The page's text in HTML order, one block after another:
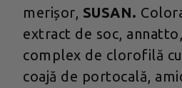
merișor, SUSAN.
extract de soc,
complex de clorofilă
coajă de portocală,